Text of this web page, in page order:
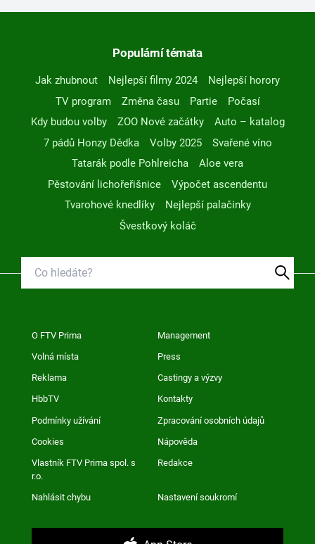
Populární témata
Jak zhubnout Nejlepší filmy 2024
Nejlepší horory
TV program
Změna času Partie
Počasí
Kdy budou volby
ZOO Nové začátky
Auto – katalog
7 pádů Honzy Dědka
Volby 2025
Svařené víno
Tatarák podle Pohlreicha
Aloe vera
Pěstování lichořeřišnice
Výpočet ascendentu
Tvarohové knedlíky
Nejlepší palačinky
Švestkový koláč
O FTV Prima Management
Volná místa Press
Reklama Castingy a výzvy
HbbTV Kontakty
Podmínky užívání Zpracování osobních údajů
Cookies Nápověda
Vlastník FTV Prima spol. s
r.o.
Redakce
Nahlásit chybu Nastavení soukromí